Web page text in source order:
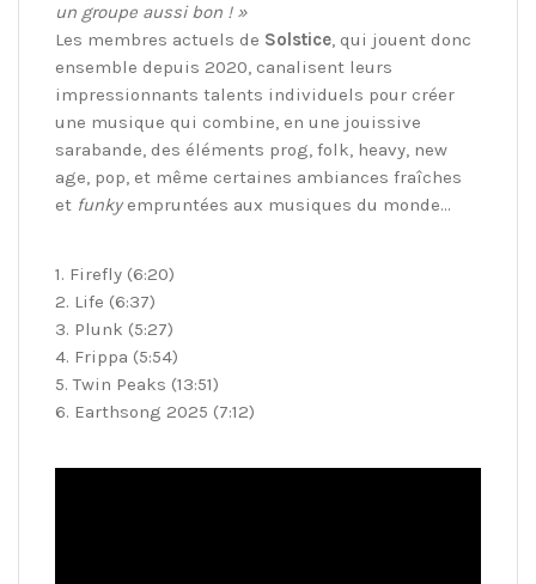
un groupe aussi bon ! »
Les membres actuels de Solstice, qui jouent donc
ensemble depuis 2020, canalisent leurs
impressionnants talents individuels pour créer
une musique qui combine, en une jouissive
sarabande, des éléments prog, folk, heavy, new
age, pop, et même certaines ambiances fraîches
et funkyempruntées aux musiques du monde…
1. Firefly (6:20)
2. Life (6:37)
3. Plunk (5:27)
4. Frippa (5:54)
5. Twin Peaks (13:51)
6. Earthsong 2025 (7:12)